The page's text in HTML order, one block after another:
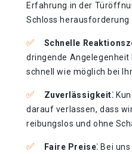
Erfahrung in der
Schloss herausforderung
Schnelle
dringende Angelegenheit
schnell wie möglich bei
Zuverlässigkeit⁚
darauf verlassen, dass
reibungslos und ohne
Faire Preise⁚ Bei